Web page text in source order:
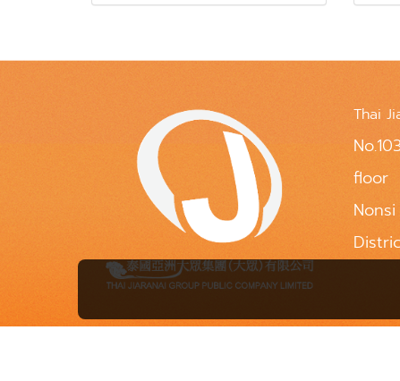
Thai
floor